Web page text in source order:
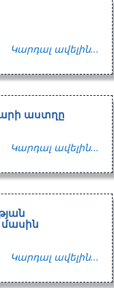
Կարդալ ավելին...
աստղը
Կարդալ ավելին...
մասին
Կարդալ ավելին...